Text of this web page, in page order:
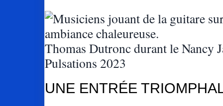
Thomas Dutronc durant le Nancy
Pulsations 2023
UNE ENTRÉE